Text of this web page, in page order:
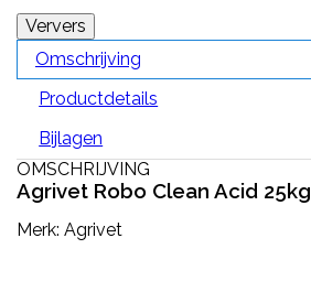
Omschrijving
Productdetails
Bijlagen
OMSCHRIJVING
Agrivet Robo Clean Acid 25kg
Merk: Agrivet